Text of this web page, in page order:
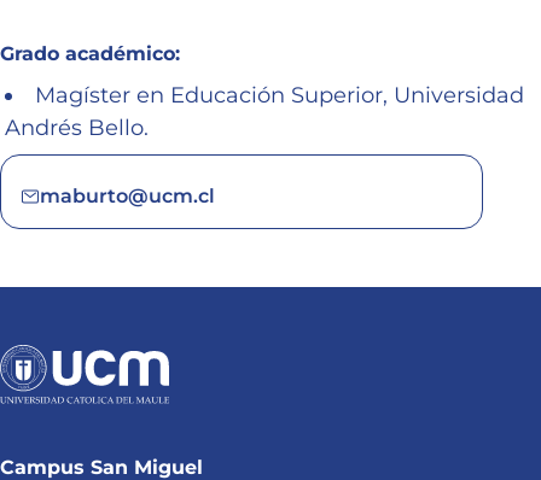
Grado académico:
Magíster en Educación Superior, Universidad
Andrés Bello.
maburto@ucm.cl
Campus San Miguel